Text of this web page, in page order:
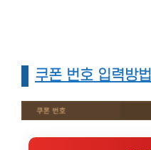
쿠폰 번호 입력방법